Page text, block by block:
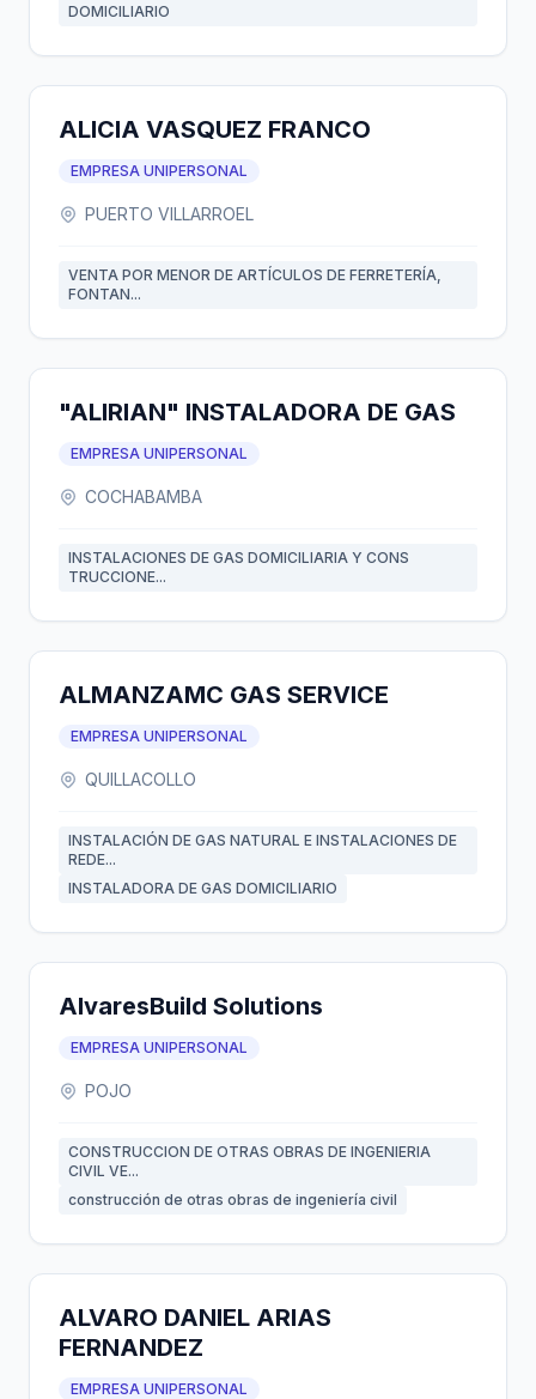
DOMICILIARIO
ALICIA VASQUEZ FRANCO
EMPRESA UNIPERSONAL
PUERTO VILLARROEL
VENTA POR MENOR DE ARTÍCULOS DE FERRETERÍA,
FONTAN...
"ALIRIAN" INSTALADORA DE GAS
EMPRESA UNIPERSONAL
COCHABAMBA
INSTALACIONES DE GAS DOMICILIARIA Y CONS
TRUCCIONE...
ALMANZAMC GAS SERVICE
EMPRESA UNIPERSONAL
QUILLACOLLO
INSTALACIÓN DE GAS NATURAL E INSTALACIONES DE
REDE...
INSTALADORA DE GAS DOMICILIARIO
AlvaresBuild Solutions
EMPRESA UNIPERSONAL
POJO
CONSTRUCCION DE OTRAS OBRAS DE INGENIERIA
CIVIL VE...
construcción de otras obras de ingeniería civil
ALVARO DANIEL ARIAS
FERNANDEZ
EMPRESA UNIPERSONAL